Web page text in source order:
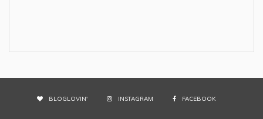
BLOGLOVIN' INSTAGRAM FACEBOOK